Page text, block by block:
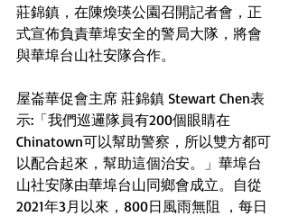
莊錦鎮，在陳煥瑛公園召開記者會，正
式宣佈負責華埠安全的警局大隊，將會
與華埠台山社安隊合作。
屋崙華促會主席 莊錦鎮 Stewart Chen表
示:「我們巡邏隊員有200個眼睛在
Chinatown可以幫助警察，所以雙方都可
以配合起來，幫助這個治安。」華埠台
山社安隊由華埠台山同鄉會成立。自從
2021年3月以來，800日風雨無阻 ，每日